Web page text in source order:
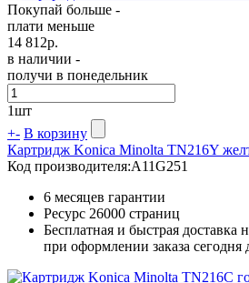
Покупай больше -
плати меньше
14 812р.
в наличии -
получи в понедельник
1шт
+- В корзину
Картридж Konica Minolta TN216Y
Код производителя:A11G251
6 месяцев гарантии
Ресурс 26000 страниц
Бесплатная и быстрая доставка
при оформлении заказа сегодня